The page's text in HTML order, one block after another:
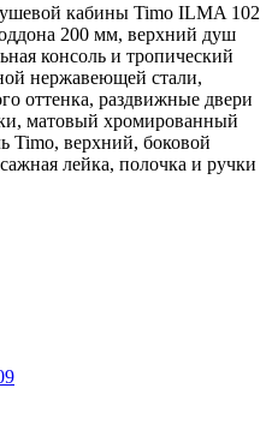
кабины Timo ILMA 102
200 мм, верхний душ
консоль и тропический
нержавеющей стали,
оттенка, раздвижные двери
матовый хромированный
Timo, верхний, боковой
лейка, полочка и ручки